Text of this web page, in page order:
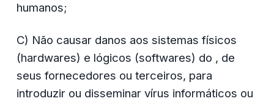
humanos;
C) Não causar danos aos sistemas físicos
(hardwares) e lógicos (softwares) do , de
seus fornecedores ou terceiros, para
introduzir ou disseminar vírus informáticos ou